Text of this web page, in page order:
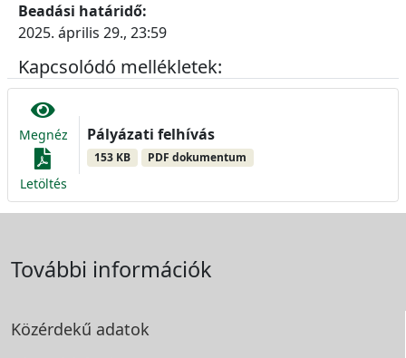
Beadási határidő:
2025. április 29., 23:59
Kapcsolódó mellékletek:
Megnéz
Letöltés
Pályázati felhívás
153 KB PDF dokumentum
További információk
Közérdekű adatok